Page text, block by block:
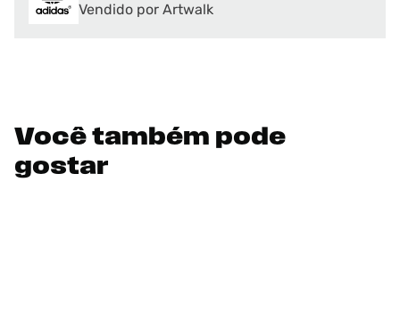
Vendido por Artwalk
Você também pode
gostar